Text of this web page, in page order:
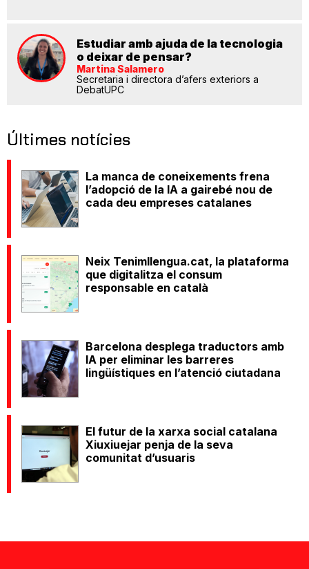
Estudiar amb ajuda de la tecnologia
o deixar de pensar?
Martina Salamero
Secretaria i directora d’afers exteriors a
DebatUPC
Últimes notícies
La manca de coneixements frena
l’adopció de la IA a gairebé nou de
cada deu empreses catalanes
Neix Tenimllengua.cat, la plataforma
que digitalitza el consum
responsable en català
Barcelona desplega traductors amb
IA per eliminar les barreres
lingüístiques en l’atenció ciutadana
El futur de la xarxa social catalana
Xiuxiuejar penja de la seva
comunitat d’usuaris